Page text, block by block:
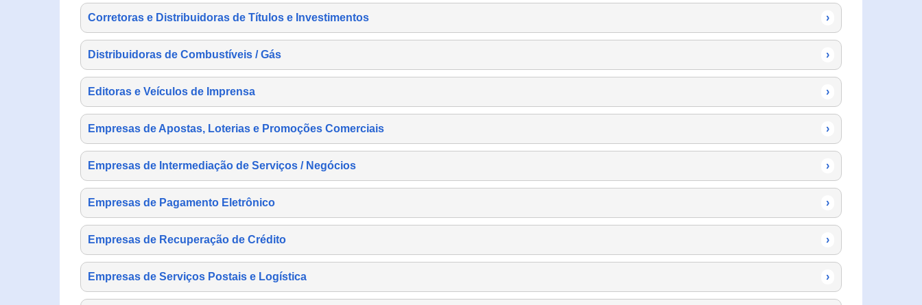
Corretoras e Distribuidoras de Títulos e Investimentos ›
Distribuidoras de Combustíveis / Gás ›
Editoras e Veículos de Imprensa ›
Empresas de Apostas, Loterias e Promoções Comerciais ›
Empresas de Intermediação de Serviços / Negócios ›
Empresas de Pagamento Eletrônico ›
Empresas de Recuperação de Crédito ›
Empresas de Serviços Postais e Logística ›